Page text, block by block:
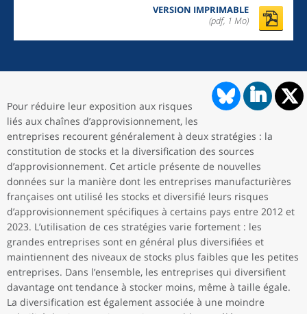
VERSION IMPRIMABLE
(pdf, 1 Mo)
Pour réduire leur exposition aux risques
liés aux chaînes d’approvisionnement, les
entreprises recourent généralement à deux stratégies : la
constitution de stocks et la diversification des sources
d’approvisionnement. Cet article présente de nouvelles
données sur la manière dont les entreprises manufacturières
françaises ont utilisé les stocks et diversifié leurs risques
d’approvisionnement spécifiques à certains pays entre 2012 et
2023. L’utilisation de ces stratégies varie fortement : les
grandes entreprises sont en général plus diversifiées et
maintiennent des niveaux de stocks plus faibles que les petites
entreprises. Dans l’ensemble, les entreprises qui diversifient
davantage ont tendance à stocker moins, même à taille égale.
La diversification est également associée à une moindre